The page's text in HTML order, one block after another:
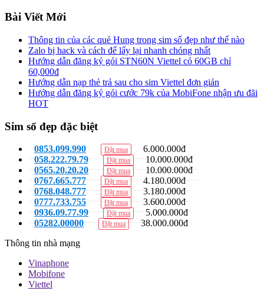
Bài Viết Mới
Thông tin của các quẻ Hung trong sim số đẹp như thế nào
Zalo bị hack và cách để lấy lại nhanh chóng nhất
Hướng dẫn đăng ký gói STN60N Viettel có 60GB chỉ
60,000đ
Hướng dẫn nạp thẻ trả sau cho sim Viettel đơn giản
Hướng dẫn đăng ký gói cước 79k của MobiFone nhận ưu đãi
HOT
Sim số đẹp đặc biệt
0853.099.990 Đặt mua
6.000.000đ
058.222.79.79
Đặt mua
10.000.000đ
0565.20.20.20
Đặt mua
10.000.000đ
0767.665.777
Đặt mua
4.180.000đ
0768.048.777
Đặt mua
3.180.000đ
0777.733.755
Đặt mua
3.600.000đ
0936.09.77.99
Đặt mua
5.000.000đ
05282.00000
Đặt mua
38.000.000đ
Thông tin nhà mạng
Vinaphone
Mobifone
Viettel